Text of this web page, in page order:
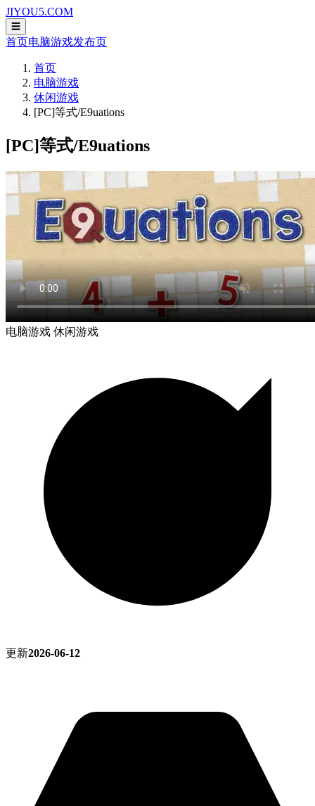
JIYOU5.COM
☰
首页电脑游戏发布页
首页
电脑游戏
休闲游戏
[PC]等式/E9uations
[PC]等式/E9uations
电脑游戏 休闲游戏
更新2026-06-12